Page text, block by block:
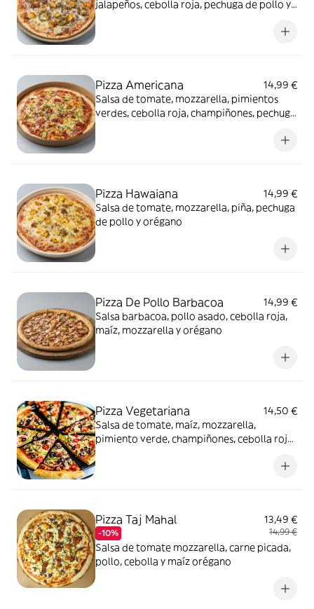
jalapeños, cebolla roja, pechuga de pollo y
Pizza Americana
14,99 €
Salsa de tomate, mozzarella, pimientos
verdes, cebolla roja, champiñones, pechuga
Pizza Hawaiana
14,99 €
Salsa de tomate, mozzarella, piña, pechuga
de pollo y orégano
Pizza De Pollo Barbacoa
14,99 €
Salsa barbacoa, pollo asado, cebolla roja,
maíz, mozzarella y orégano
Pizza Vegetariana
14,50 €
Salsa de tomate, maíz, mozzarella,
pimiento verde, champiñones, cebolla roja,
Pizza Taj Mahal
-10%
13,49 €
14,99 €
Salsa de tomate mozzarella, carne picada,
pollo, cebolla y maíz orégano